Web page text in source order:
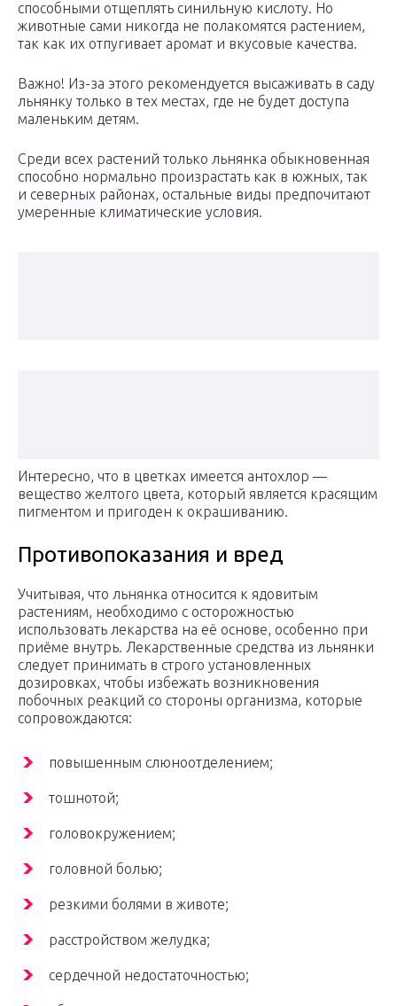
способными отщеплять синильную кислоту. Но
животные сами никогда не полакомятся растением,
так как их отпугивает аромат и вкусовые качества.
Важно! Из-за этого рекомендуется высаживать в саду
льнянку только в тех местах, где не будет доступа
маленьким детям.
Среди всех растений только льнянка обыкновенная
способно нормально произрастать как в южных, так
и северных районах, остальные виды предпочитают
умеренные климатические условия.
Интересно, что в цветках имеется антохлор —
вещество желтого цвета, который является красящим
пигментом и пригоден к окрашиванию.
Противопоказания и вред
Учитывая, что льнянка относится к ядовитым
растениям, необходимо с осторожностью
использовать лекарства на её основе, особенно при
приёме внутрь. Лекарственные средства из льнянки
следует принимать в строго установленных
дозировках, чтобы избежать возникновения
побочных реакций со стороны организма, которые
сопровождаются:
повышенным слюноотделением;
тошнотой;
головокружением;
головной болью;
резкими болями в животе;
расстройством желудка;
сердечной недостаточностью;